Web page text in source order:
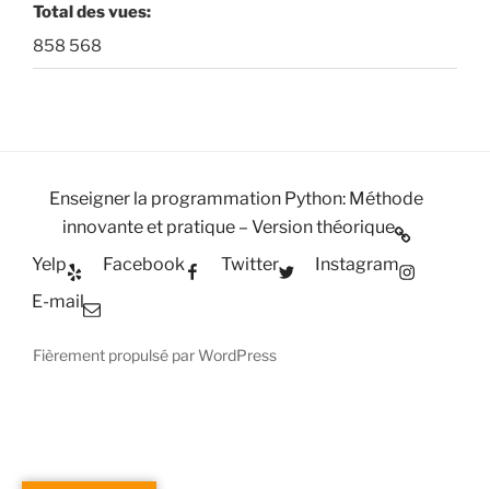
Total des vues:
858 568
Enseigner la programmation Python: Méthode
innovante et pratique – Version théorique
Yelp
Facebook Twitter
Instagram
E-mail
Fièrement propulsé par WordPress